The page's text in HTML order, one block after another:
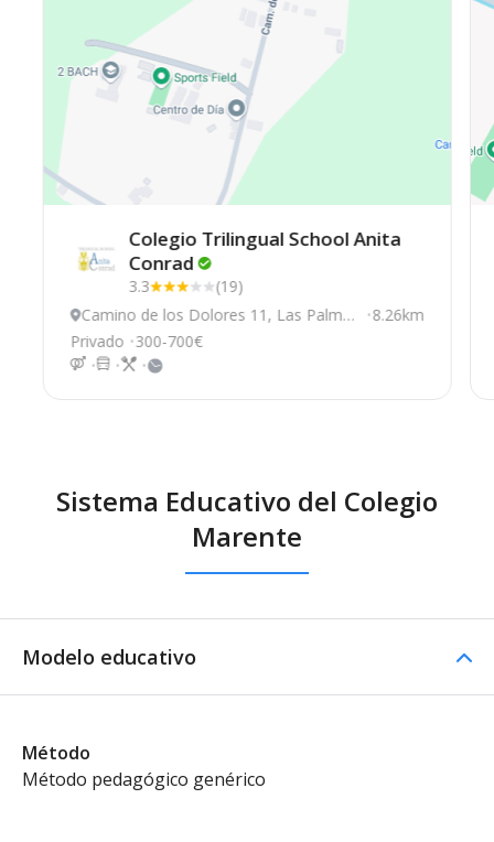
Colegio Trilingual School Anita
Conrad
3.3
(19)
Camino de los Dolores 11, Las Palmas
De Gran Canaria
8.26km
Privado 300-700€
Sistema Educativo del Colegio
Marente
Modelo educativo
Método
Método pedagógico genérico